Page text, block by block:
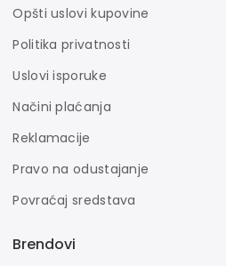
Opšti uslovi kupovine
Politika privatnosti
Uslovi isporuke
Načini plaćanja
Reklamacije
Pravo na odustajanje
Povraćaj sredstava
Brendovi